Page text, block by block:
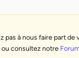
du
pas à nous faire part
ou consultez notre